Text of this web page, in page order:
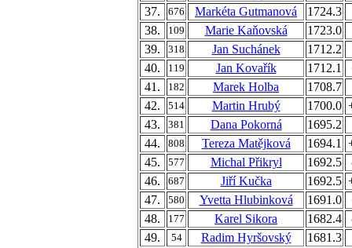
37.
676 Markéta Gutmanová
1724.3
38.
109 Marie Kaňovská
1723.0
39.
318 Jan Suchánek
1712.2
40.
119 Jan Kovařík 1712.1
41.
182 Marek Holba
1708.7
42.
514 Martin Hrubý 1700.0
43.
381 Dana Pokorná
1695.2
44.
808 Tereza Matějková 1694.1
45.
577 Michal Přikryl 1692.5
46.
687 Jiří Kučka 1692.5
47.
580 Yvetta Hlubinková 1691.0
48.
177 Karel Sikora 1682.4
49.
54 Radim Hyršovský
1681.3